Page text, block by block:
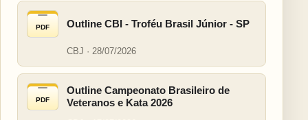
PDF Outline CBI - Troféu Brasil Júnior - SP
CBJ · 28/07/2026
PDF
Outline Campeonato Brasileiro de
Veteranos e Kata 2026